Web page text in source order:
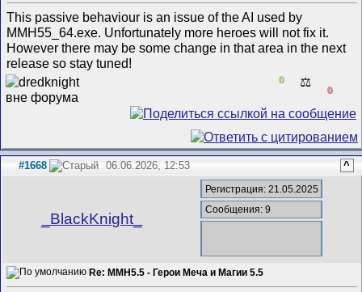
This passive behaviour is an issue of the AI used by
MMH55_64.exe. Unfortunately more heroes will not fix it.
However there may be some change in that area in the next
release so stay tuned!
0 ⚖️
0
#1668 06.06.2026, 12:53 ^
_BlackKnight_
Регистрация: 21.05.2025
Сообщения: 9
Re: MMH5.5 - Герои Меча и Магии 5.5